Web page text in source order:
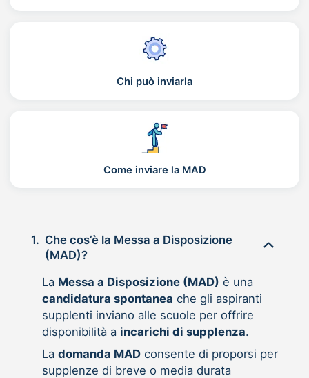
Chi può inviarla
Come inviare la MAD
1. Che cos’è la Messa a Disposizione
(MAD)?
La Messa a Disposizione (MAD) è una
candidatura spontanea che gli aspiranti
supplenti inviano alle scuole per offrire
disponibilità a incarichi di supplenza.
La domanda MADconsente di proporsi per
supplenze di breve o media durata